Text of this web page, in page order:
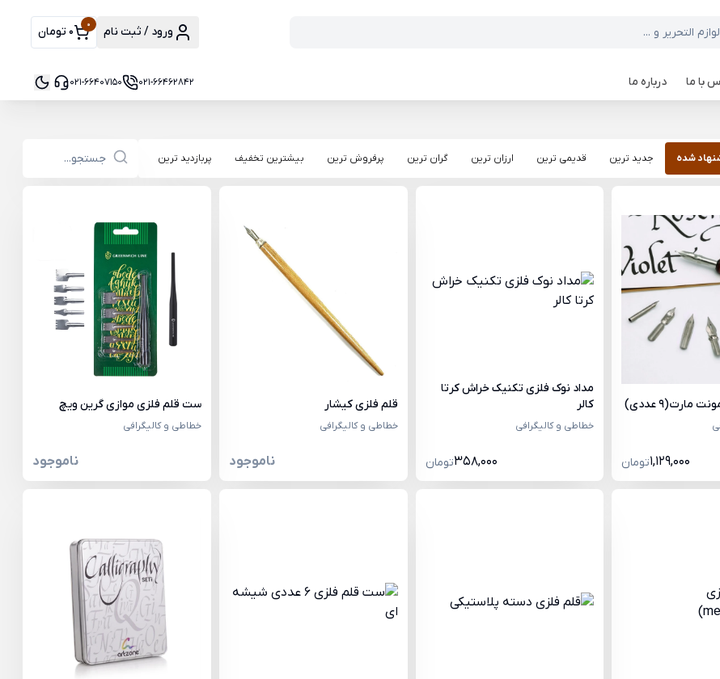
ورود / ثبت نام 0 0 تومان
با ما درباره ما 021-66462842
021-66407150
شده جدید ترین قدیمی ترین ارزان ترین گران ترین پرفروش ترین بیشترین تخفیف پربازدید ترین
عددی)
1,129,000تومان
مداد نوک فلزی تکنیک خراش کرتا
کالر
خطاطی و کالیگرافی
358,000تومان
قلم فلزی کیشار
خطاطی و کالیگرافی
ناموجود
ست قلم فلزی موازی گرین ویچ
خطاطی و کالیگرافی
ناموجود